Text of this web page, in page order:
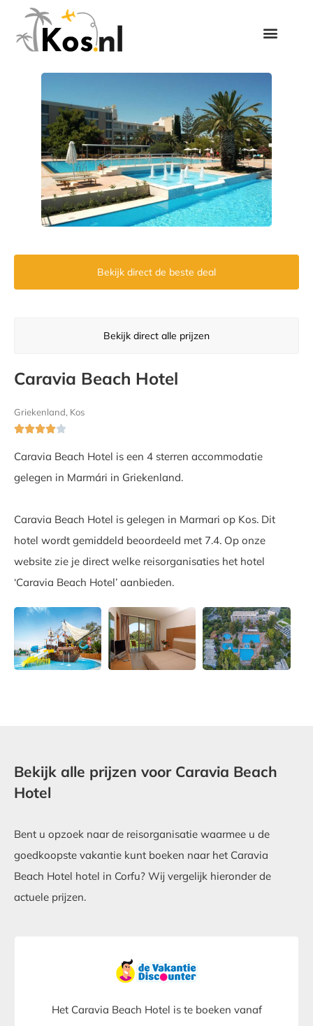
Bekijk direct de beste deal
Bekijk direct alle prijzen
Caravia Beach Hotel
Griekenland, Kos

Caravia Beach Hotel is een 4 sterren accommodatie
gelegen in Marmári in Griekenland.
Caravia Beach Hotel is gelegen in Marmari op Kos. Dit
hotel wordt gemiddeld beoordeeld met 7.4. Op onze
website zie je direct welke reisorganisaties het hotel
‘Caravia Beach Hotel’ aanbieden.
Bekijk alle prijzen voor Caravia Beach
Hotel
Bent u opzoek naar de reisorganisatie waarmee u de
goedkoopste vakantie kunt boeken naar het Caravia
Beach Hotel hotel in Corfu? Wij vergelijk hieronder de
actuele prijzen.
Het Caravia Beach Hotel is te boeken vanaf